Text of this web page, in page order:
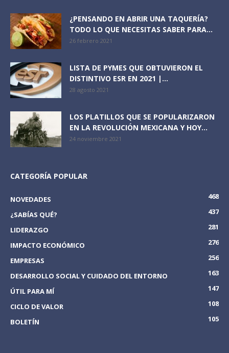
¿PENSANDO EN ABRIR UNA TAQUERÍA?
TODO LO QUE NECESITAS SABER PARA...
26 febrero 2021
LISTA DE PYMES QUE OBTUVIERON EL
DISTINTIVO ESR EN 2021 |...
28 agosto 2021
LOS PLATILLOS QUE SE POPULARIZARON
EN LA REVOLUCIÓN MEXICANA Y HOY...
24 noviembre 2021
CATEGORÍA POPULAR
NOVEDADES
468
¿SABÍAS QUÉ?
437
LIDERAZGO
281
IMPACTO ECONÓMICO
276
EMPRESAS
256
DESARROLLO SOCIAL Y CUIDADO DEL ENTORNO
163
ÚTIL PARA MÍ
147
CICLO DE VALOR
108
BOLETÍN
105